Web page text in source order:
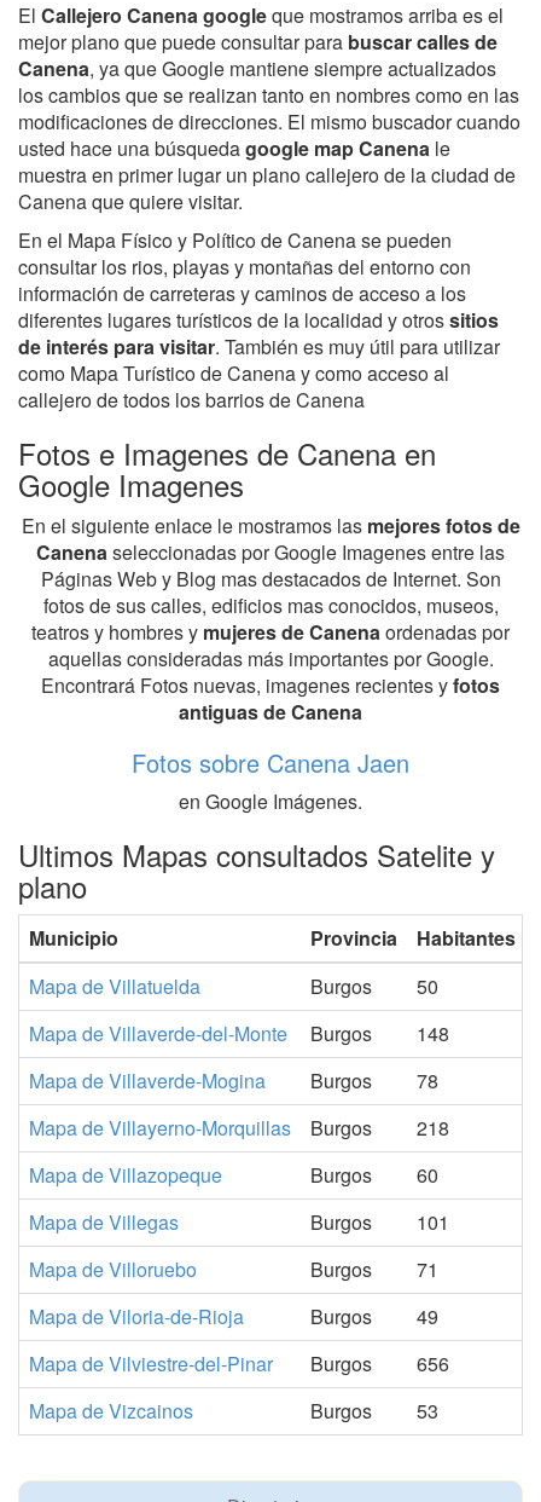
El Callejero Canena googleque mostramos arriba es el
mejor plano que puede consultar para buscar calles de
Canena, ya que Google mantiene siempre actualizados
los cambios que se realizan tanto en nombres como en las
modificaciones de direcciones. El mismo buscador cuando
usted hace una búsquedagoogle map Canena le
muestra en primer lugar un plano callejero de la ciudad de
Canena que quiere visitar.
En el Mapa Físico y Político de Canena se pueden
consultar los rios, playas y montañas del entorno con
información de carreteras y caminos de acceso a los
diferentes lugares turísticos de la localidad y otrossitios
de interés para visitar. También es muy útil para utilizar
como Mapa Turístico de Canena y como acceso al
callejero de todos los barrios de Canena
Fotos e Imagenes de Canena en
Google Imagenes
En el siguiente enlace le mostramos las mejores fotos de
Canenaseleccionadas por Google Imagenes entre las
Páginas Web y Blog mas destacados de Internet. Son
fotos de sus calles, edificios mas conocidos, museos,
teatros y hombres y mujeres de Canenaordenadas por
aquellas consideradas más importantes por Google.
Encontrará Fotos nuevas, imagenes recientes yfotos
antiguas de Canena
Fotos sobre Canena Jaen
en Google Imágenes.
Ultimos Mapas consultados Satelite y
plano
Municipio Provincia
Habitantes
Mapa de Villatuelda
Burgos
50
Mapa de Villaverde-del-Monte
Burgos
148
Mapa de Villaverde-Mogina
Burgos
78
Mapa de Villayerno-Morquillas
Burgos
218
Mapa de Villazopeque
Burgos
60
Mapa de Villegas
Burgos
101
Mapa de Villoruebo
Burgos
71
Mapa de Viloria-de-Rioja
Burgos
49
Mapa de Vilviestre-del-Pinar
Burgos
656
Mapa de Vizcainos
Burgos 53